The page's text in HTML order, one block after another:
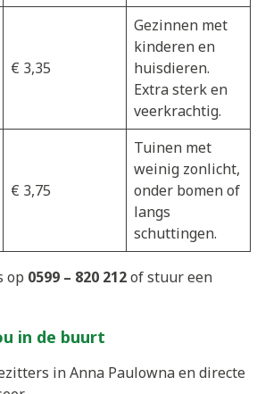
€ 3,35
Gezinnen met
kinderen en
huisdieren.
Extra sterk en
veerkrachtig.
€ 3,75
Tuinen met
weinig zonlicht,
onder bomen of
langs
schuttingen.
op 0599 – 820 212of stuur een
in de buurt
in Anna Paulowna en directe